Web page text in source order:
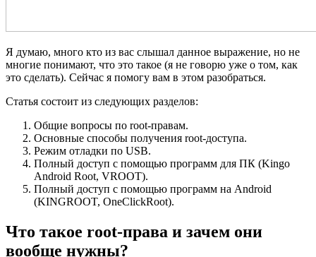
Я думаю, много кто из вас слышал данное выражение, но не
многие понимают, что это такое (я не говорю уже о том, как
это сделать). Сейчас я помогу вам в этом разобраться.
Статья состоит из следующих разделов:
Общие вопросы по root-правам.
Основные способы получения root-доступа.
Режим отладки по USB.
Полный доступ с помощью программ для ПК (Kingo
Android Root, VROOT).
Полный доступ с помощью программ на Android
(KINGROOT, OneClickRoot).
Что такое root-права и зачем они
вообще нужны?